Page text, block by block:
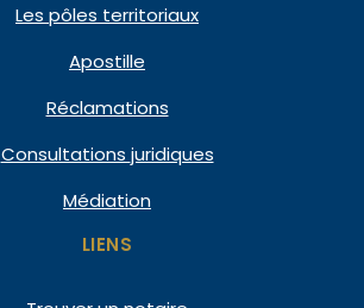
Les pôles territoriaux
Apostille
Réclamations
Consultations juridiques
Médiation
LIENS